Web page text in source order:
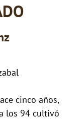
cinco años,
los 94 cultivó